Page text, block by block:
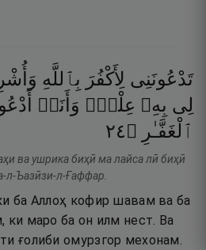
تَدْعُونَنِى لِأَكْفُرَ بِٱللَّهِ
لِى بِهِۦ عِلْمٌۭ وَأَنَا۠
ٱلْغَفَّـٰرِ ۝٤٢
ва ушрика биҳӣ ма лайса лӣ биҳӣ
л-Ъазӣзи-л-Ғаффар.
ба Аллоҳ кофир шавам ва ба
ки маро ба он илм нест. Ва
ғолиби омурзгор мехонам.